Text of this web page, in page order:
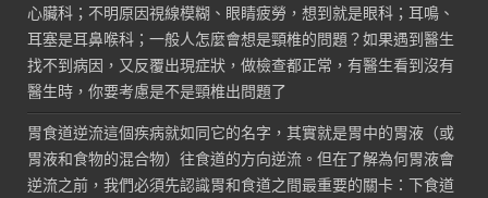
心臟科；不明原因視線模糊、眼睛疲勞，想到就是眼科；耳鳴、
耳塞是耳鼻喉科；一般人怎麼會想是頸椎的問題？如果遇到醫生
找不到病因，又反覆出現症狀，做檢查都正常，有醫生看到沒有
醫生時，你要考慮是不是頸椎出問題了
胃食道逆流這個疾病就如同它的名字，其實就是胃中的胃液（或
胃液和食物的混合物）往食道的方向逆流。但在了解為何胃液會
逆流之前，我們必須先認識胃和食道之間最重要的關卡：下食道